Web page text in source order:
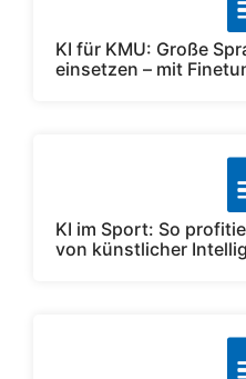
KI für KMU: Große
einsetzen – mit
KI im Sport: So
von künstlicher